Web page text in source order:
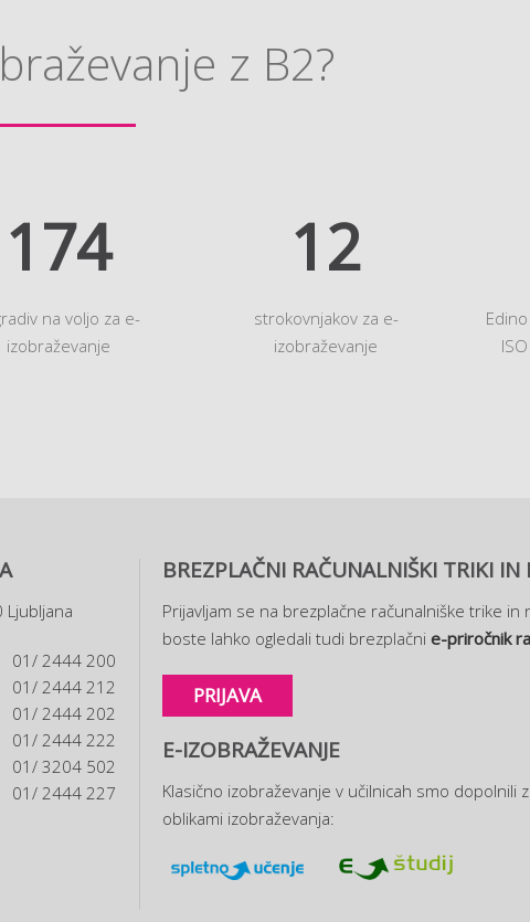
z B2?
200
na voljo za e-
izobraževanje
14
strokovnjakov za e-
izobraževanje
Ljubljana
01/ 2444 200
01/ 2444 212
01/ 2444 202
01/ 2444 222
01/ 3204 502
01/ 2444 227
BREZPLAČNI RAČUNALNIŠKI TRIKI IN
Prijavljam se na brezplačne računalniške trike in
boste lahko ogledali tudi brezplačni e-priročnik
PRIJAVA
E-IZOBRAŽEVANJE
Klasično izobraževanje v učilnicah smo dopolnili
oblikami izobraževanja: